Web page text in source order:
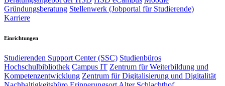
Gründungsberatung Stellenwerk (Jobportal für Studierende)
Karriere
Einrichtungen
Studierenden Support Center (SSC) Studienbüros
Hochschulbibliothek Campus IT Zentrum für Weiterbildung und
Kompetenzentwicklung Zentrum für Digitalisierung und Digitalität